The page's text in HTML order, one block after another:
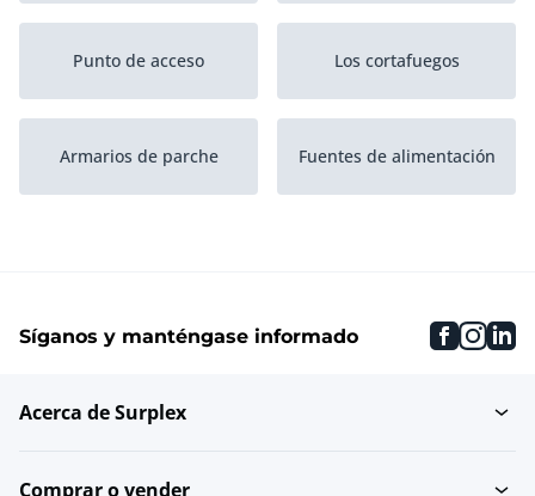
Punto de acceso Los cortafuegos
Armarios de parche Fuentes de alimentación
Síganos y manténgase informado
Acerca de Surplex
Comprar o vender